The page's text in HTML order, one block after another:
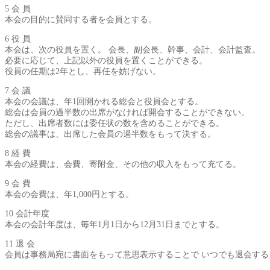
5 会 員
本会の目的に賛同する者を会員とする。
6 役 員
本会は、次の役員を置く。 会長、副会長、幹事、会計、会計監査。
必要に応じて、上記以外の役員を置くことができる。
役員の任期は2年とし、再任を妨げない。
7 会 議
本会の会議は、年1回開かれる総会と役員会とする。
総会は会員の過半数の出席がなければ開会することができない。
ただし、出席者数には委任状の数を含めることができる。
総会の議事は、出席した会員の過半数をもって決する。
8 経 費
本会の経費は、会費、寄附金、その他の収入をもって充てる。
9 会 費
本会の会費は、年1,000円とする。
10 会計年度
本会の会計年度は、毎年1月1日から12月31日までとする。
11 退 会
会員は事務局宛に書面をもって意思表示することで いつでも退会する